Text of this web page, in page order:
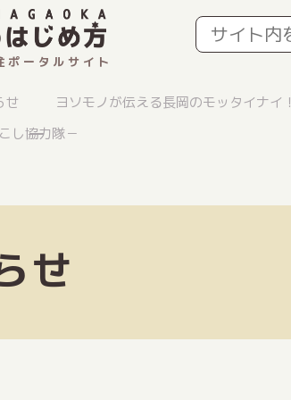
ポータルサイト
せ
ヨソモノが伝える長岡のモッタイナイ！
し協力隊－
せ